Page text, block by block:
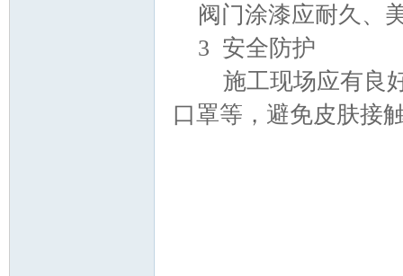
阀门涂漆应耐久、
3 安全防护
施工现场应有良
口罩等，避免皮肤接